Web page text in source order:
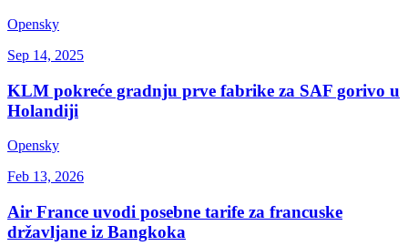
Opensky
Sep 14, 2025
KLM pokreće gradnju prve fabrike za SAF gorivo u
Holandiji
Opensky
Feb 13, 2026
Air France uvodi posebne tarife za francuske
državljane iz Bangkoka